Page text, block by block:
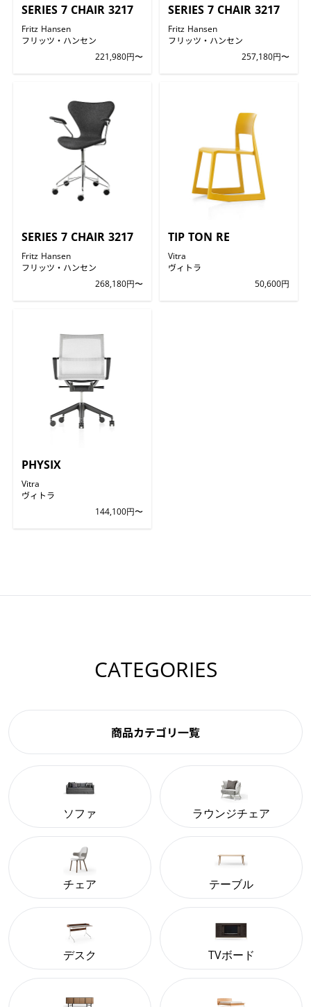
SERIES 7 CHAIR 3217
Fritz Hansen
フリッツ・ハンセン
221,980円〜
SERIES 7 CHAIR 3217
Fritz Hansen
フリッツ・ハンセン
257,180円〜
SERIES 7 CHAIR 3217
Fritz Hansen
フリッツ・ハンセン
268,180円〜
TIP TON RE
Vitra
ヴィトラ
50,600円
PHYSIX
Vitra
ヴィトラ
144,100円〜
CATEGORIES
商品カテゴリ一覧
ソファ ラウンジチェア
チェア テーブル
デスク TVボード